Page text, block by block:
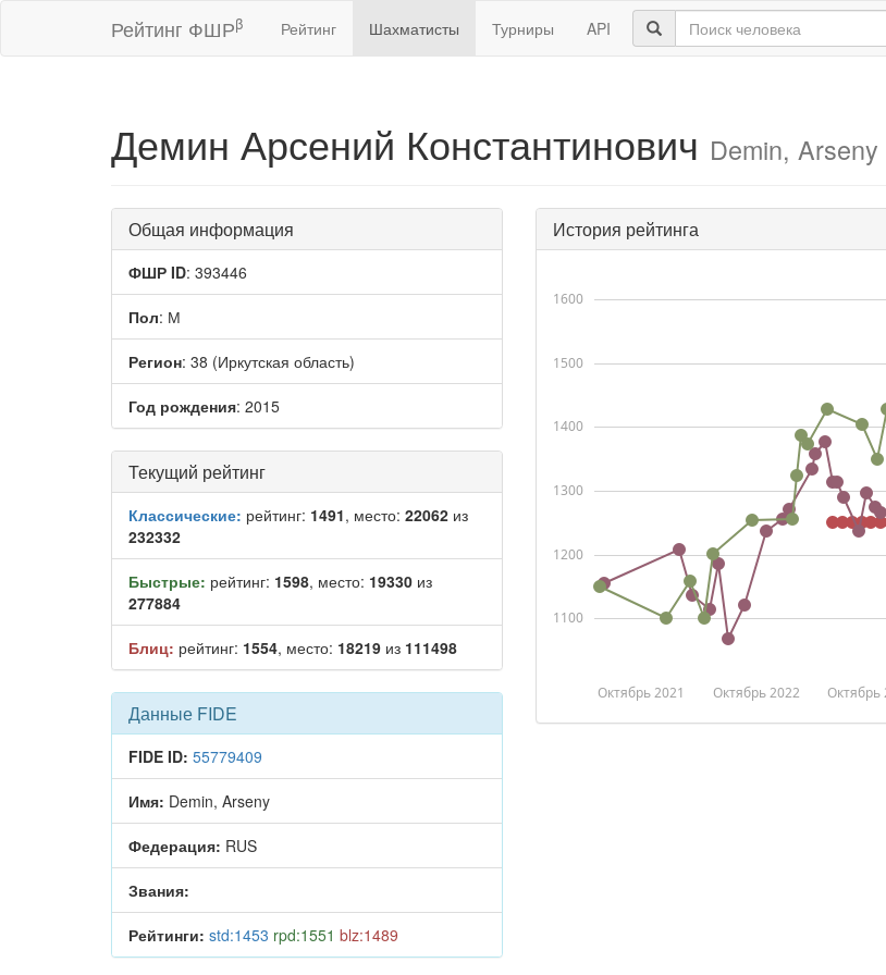
Рейтинг ФШРβ Рейтинг Шахматисты Турниры API
Демин Арсений Константинович Demin, Arseny
Общая информация
ФШР ID: 393446
Пол: М
Регион: 38 (Иркутская область)
Год рождения: 2015
Текущий рейтинг
Классические: рейтинг: 1491, место: 22062 из
232332
Быстрые: рейтинг: 1598, место: 19330 из
277884
Блиц: рейтинг: 1554, место: 18219 из 111498
Данные FIDE
FIDE ID: 55779409
Имя: Demin, Arseny
Федерация: RUS
Звания:
Рейтинги: std:1453 rpd:1551 blz:1489
История рейтинга
Октябрь 2021 Октябрь 2022 Октябрь
1100
1200
1300
1400
1500
1600